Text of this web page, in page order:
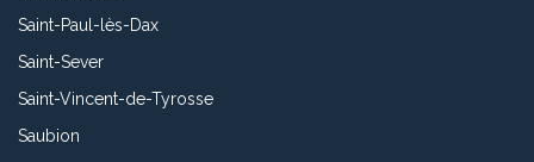
Saint-Paul-lès-Dax
Saint-Sever
Saint-Vincent-de-Tyrosse
Saubion